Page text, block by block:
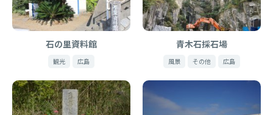
石の里資料館
観光 広島
青木石採石場
風景 その他 広島